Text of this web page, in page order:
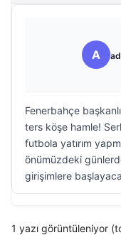
A
Fenerbahçe
ters köşe hamle!
futbola yatırım
önümüzdeki
girişimlere
1 yazı görüntüleniyor